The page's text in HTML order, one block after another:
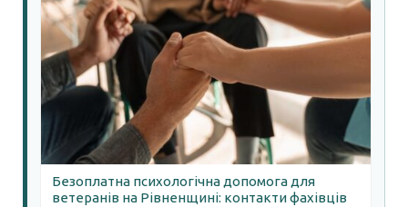
Безоплатна психологічна допомога для
ветеранів на Рівненщині: контакти фахівців